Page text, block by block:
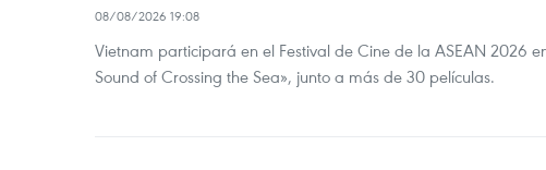
08/08/2026 19:08
Vietnam participará en el Festival de Cine de la ASEAN 2026
Sound of Crossing the Sea», junto a más de 30 películas.